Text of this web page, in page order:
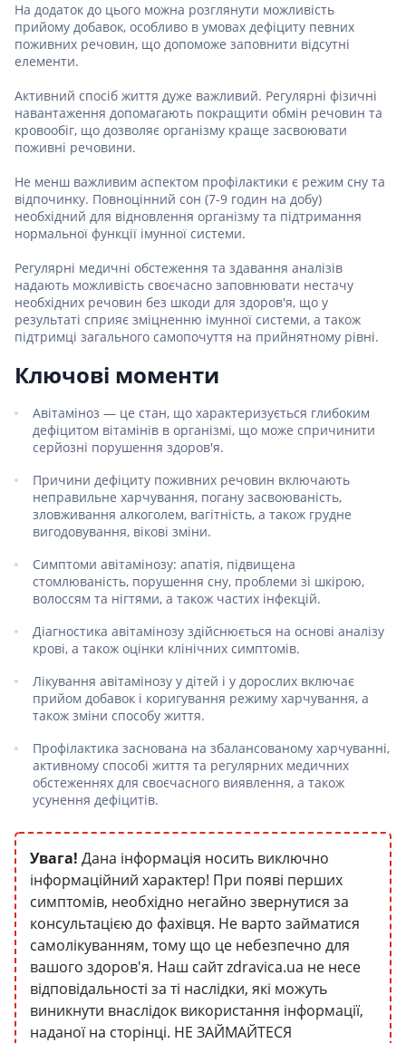
На додаток до цього можна розглянути можливість
прийому добавок, особливо в умовах дефіциту певних
поживних речовин, що допоможе заповнити відсутні
елементи.
Активний спосіб життя дуже важливий. Регулярні фізичні
навантаження допомагають покращити обмін речовин та
кровообіг, що дозволяє організму краще засвоювати
поживні речовини.
Не менш важливим аспектом профілактики є режим сну та
відпочинку. Повноцінний сон (7-9 годин на добу)
необхідний для відновлення організму та підтримання
нормальної функції імунної системи.
Регулярні медичні обстеження та здавання аналізів
надають можливість своєчасно заповнювати нестачу
необхідних речовин без шкоди для здоров'я, що у
результаті сприяє зміцненню імунної системи, а також
підтримці загального самопочуття на прийнятному рівні.
Ключові моменти
Авітаміноз — це стан, що характеризується глибоким
дефіцитом вітамінів в організмі, що може спричинити
серйозні порушення здоров'я.
Причини дефіциту поживних речовин включають
неправильне харчування, погану засвоюваність,
зловживання алкоголем, вагітність, а також грудне
вигодовування, вікові зміни.
Симптоми авітамінозу: апатія, підвищена
стомлюваність, порушення сну, проблеми зі шкірою,
волоссям та нігтями, а також частих інфекцій.
Діагностика авітамінозу здійснюється на основі аналізу
крові, а також оцінки клінічних симптомів.
Лікування авітамінозу у дітей і у дорослих включає
прийом добавок і коригування режиму харчування, а
також зміни способу життя.
Профілактика заснована на збалансованому харчуванні,
активному способі життя та регулярних медичних
обстеженнях для своєчасного виявлення, а також
усунення дефіцитів.
Увага! Дана інформація носить виключно
інформаційний характер! При появі перших
симптомів, необхідно негайно звернутися за
консультацією до фахівця. Не варто займатися
самолікуванням, тому що це небезпечно для
вашого здоров'я. Наш сайт zdravica.ua не несе
відповідальності за ті наслідки, які можуть
виникнути внаслідок використання інформації,
наданої на сторінці. НЕ ЗАЙМАЙТЕСЯ